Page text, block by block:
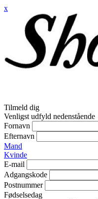
x
Tilmeld dig
Venligst udfyld nedenstående
Fornavn
Efternavn
Mand
Kvinde
E-mail
Adgangskode
Postnummer
Fødselsedag